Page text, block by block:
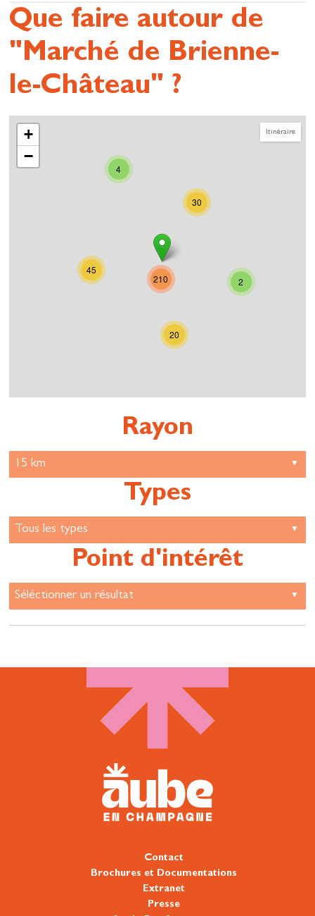
Que faire autour de
"Marché de Brienne-
le-Château" ?
Itinéraire
4
2
20
30
45
210
+
−
Rayon
Types
Point d'intérêt
Contact
Brochures et Documentations
Extranet
Presse